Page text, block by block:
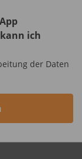
ich
der Daten